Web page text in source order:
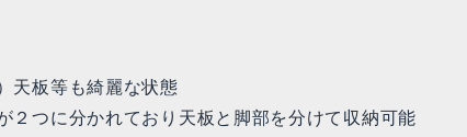
天板等も綺麗な状態
２つに分かれており天板と脚部を分けて収納可能